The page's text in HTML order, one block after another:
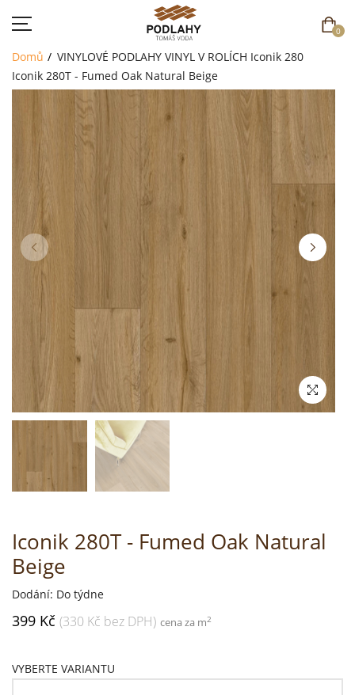
0
DOMŮ
SORTIMENT
AKCE
CENÍK
REFERENCE
SOUTĚŽ
KONTAKT
Domů VINYLOVÉ PODLAHY VINYL V ROLÍCH Iconik 280
Iconik 280T - Fumed Oak Natural Beige
Iconik 280T - Fumed Oak Natural
Beige
Dodání: Do týdne
399 Kč (330 Kč bez DPH) cena za m2
VYBERTE VARIANTU